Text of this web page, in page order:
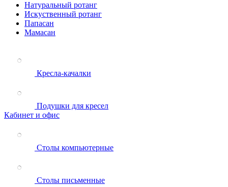
Натуральный ротанг
Искуственный ротанг
Папасан
Мамасан
Кресла-качалки
Подушки для кресел
Кабинет и офис
Столы компьютерные
Столы письменные